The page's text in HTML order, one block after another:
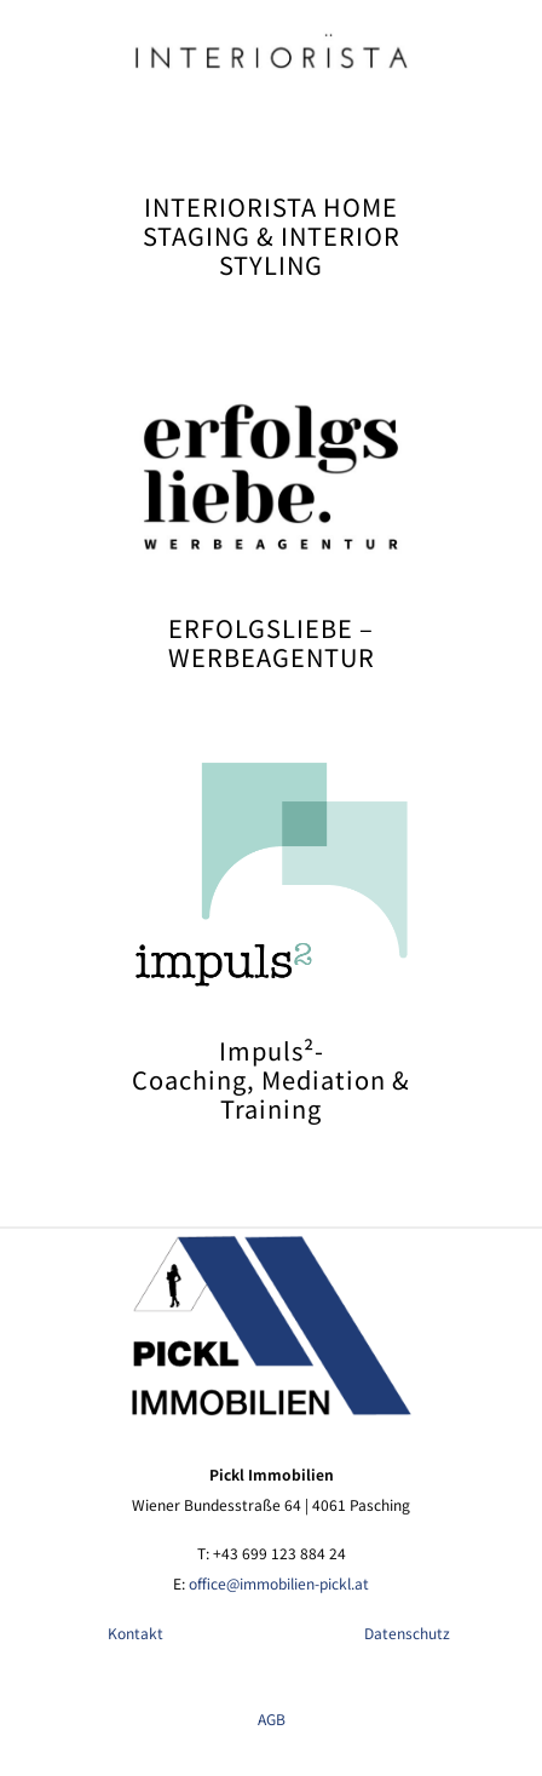
INTERIORISTA HOME
STAGING & INTERIOR
STYLING
ERFOLGSLIEBE –
WERBEAGENTUR
Impuls²-
Coaching, Mediation &
Training
Pickl Immobilien
Wiener Bundesstraße 64 | 4061 Pasching
T: +43 699 123 884 24
E:office@immobilien-pickl.at
Kontakt Datenschutz
AGB